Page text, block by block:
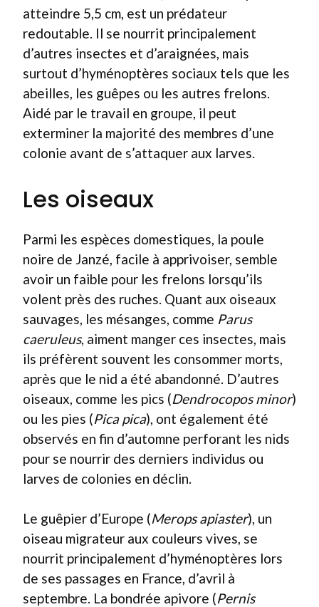
atteindre 5,5 cm, est un prédateur
redoutable. Il se nourrit principalement
d’autres insectes et d’araignées, mais
surtout d’hyménoptères sociaux tels que les
abeilles, les guêpes ou les autres frelons.
Aidé par le travail en groupe, il peut
exterminer la majorité des membres d’une
colonie avant de s’attaquer aux larves.
Les oiseaux
Parmi les espèces domestiques, la poule
noire de Janzé, facile à apprivoiser, semble
avoir un faible pour les frelons lorsqu’ils
volent près des ruches. Quant aux oiseaux
sauvages, les mésanges, comme Parus
caeruleus, aiment manger ces insectes, mais
ils préfèrent souvent les consommer morts,
après que le nid a été abandonné. D’autres
oiseaux, comme les pics (Dendrocopos minor)
ou les pies (Pica pica), ont également été
observés en fin d’automne perforant les nids
pour se nourrir des derniers individus ou
larves de colonies en déclin.
Le guêpier d’Europe (Merops apiaster), un
oiseau migrateur aux couleurs vives, se
nourrit principalement d’hyménoptères lors
de ses passages en France, d’avril à
septembre. La bondrée apivore (Pernis